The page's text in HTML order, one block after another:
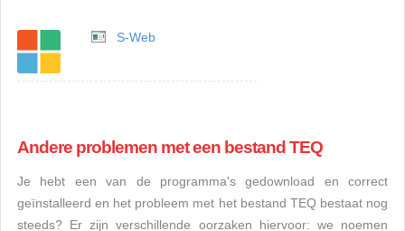
S-Web
Andere problemen met een bestand TEQ
Je hebt een van de programma's gedownload en correct
geïnstalleerd en het probleem met het bestand TEQ bestaat nog
steeds? Er zijn verschillende oorzaken hiervoor: we noemen